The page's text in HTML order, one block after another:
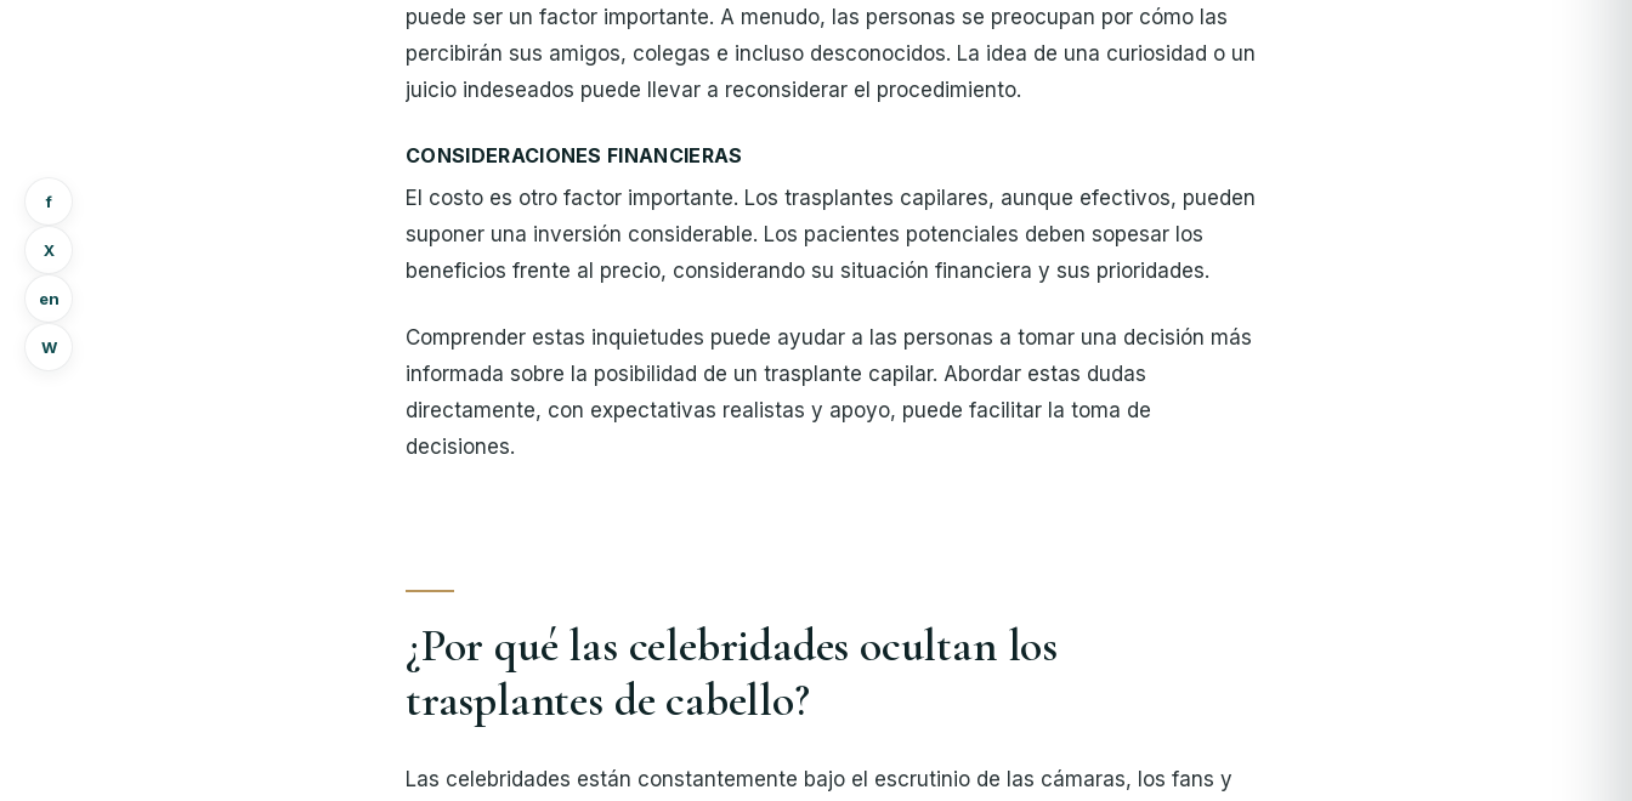
f
X
en
W
puede ser un factor importante. A menudo, las personas se preocupan por cómo las
percibirán sus amigos, colegas e incluso desconocidos. La idea de una curiosidad o un
juicio indeseados puede llevar a reconsiderar el procedimiento.
CONSIDERACIONES FINANCIERAS
El costo es otro factor importante. Los trasplantes capilares, aunque efectivos, pueden
suponer una inversión considerable. Los pacientes potenciales deben sopesar los
beneficios frente al precio, considerando su situación financiera y sus prioridades.
Comprender estas inquietudes puede ayudar a las personas a tomar una decisión más
informada sobre la posibilidad de un trasplante capilar. Abordar estas dudas
directamente, con expectativas realistas y apoyo, puede facilitar la toma de
decisiones.
¿Por qué las celebridades ocultan los
trasplantes de cabello?
Las celebridades están constantemente bajo el escrutinio de las cámaras, los fans y